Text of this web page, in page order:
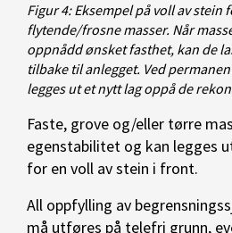
Figur 4: Eksempel på voll av stein
flytende/frosne masser. Når
oppnådd ønsket fasthet, kan de
tilbake til anlegget. Ved
legges ut et nytt lag oppå de
Faste, grove og/eller tørre
egenstabilitet og kan legges
for en voll av stein i front.
All oppfylling av
må utføres på telefri grunn,